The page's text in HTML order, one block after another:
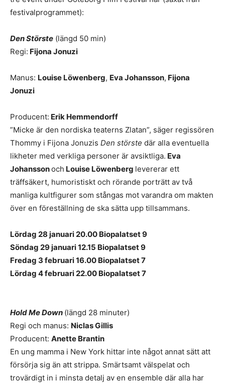
festivalprogrammet):
Den Störste (längd 50 min)
Regi: Fijona Jonuzi
Manus: Louise Löwenberg, Eva Johansson, Fijona
Jonuzi
Producent: Erik Hemmendorff
”Micke är den nordiska teaterns Zlatan”, säger regissören
Thommy i Fijona Jonuzis Den störste där alla eventuella
likheter med verkliga personer är avsiktliga. Eva
Johanssonoch Louise Löwenberg levererar ett
träffsäkert, humoristiskt och rörande porträtt av två
manliga kultfigurer som stångas mot varandra om makten
över en föreställning de ska sätta upp tillsammans.
Lördag 28 januari 20.00 Biopalatset 9
Söndag 29 januari 12.15 Biopalatset 9
Fredag 3 februari 16.00 Biopalatset 7
Lördag 4 februari 22.00 Biopalatset 7
Hold Me Down (längd 28 minuter)
Regi och manus: Niclas Gillis
Producent: Anette Brantin
En ung mamma i New York hittar inte något annat sätt att
försörja sig än att strippa. Smärtsamt välspelat och
trovärdigt in i minsta detalj av en ensemble där alla har